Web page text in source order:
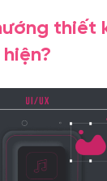
thiết